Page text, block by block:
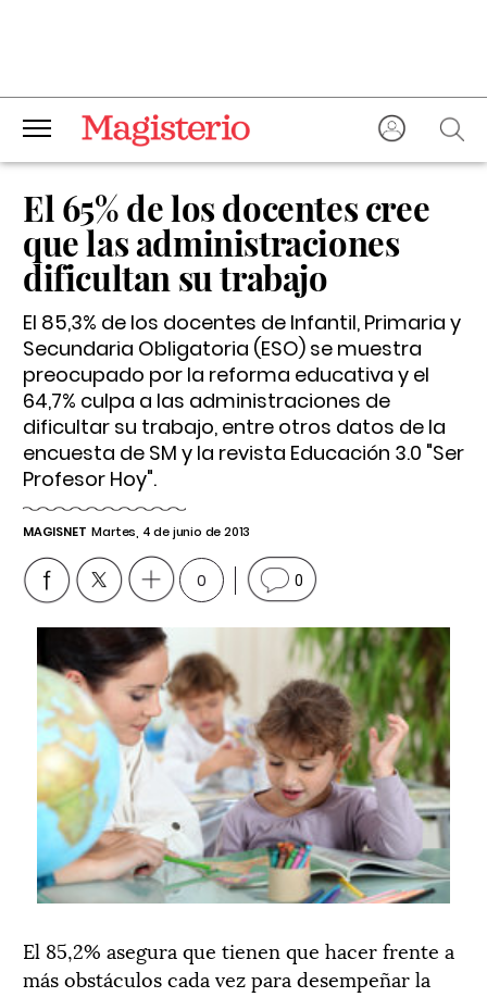
El 65% de los docentes cree
que las administraciones
dificultan su trabajo
El 85,3% de los docentes de Infantil, Primaria y
Secundaria Obligatoria (ESO) se muestra
preocupado por la reforma educativa y el
64,7% culpa a las administraciones de
dificultar su trabajo, entre otros datos de la
encuesta de SM y la revista Educación 3.0 "Ser
Profesor Hoy".
MAGISNET Martes, 4 de junio de 2013
0 0
El 85,2% asegura que tienen que hacer frente a
más obstáculos cada vez para desempeñar la